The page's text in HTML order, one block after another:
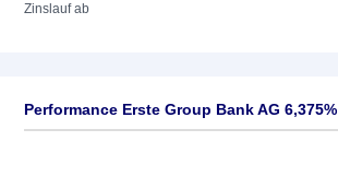
Zinslauf ab
Performance Erste Group Bank AG 6,375%